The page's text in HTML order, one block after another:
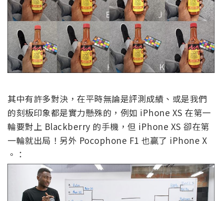
其中有許多對決，在平時無論是評測成績、或是我們
的刻板印象都是實力懸殊的，例如 iPhone XS 在第一
輪要對上 Blackberry 的手機，但 iPhone XS 卻在第
一輪就出局！另外 Pocophone F1 也贏了 iPhone X
。：